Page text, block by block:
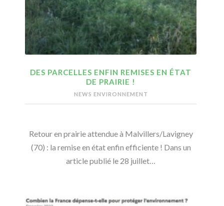
DES PARCELLES ENFIN REMISES EN ÉTAT
DE PRAIRIE !
NEWS ENVIRONNEMENT
Retour en prairie attendue à Malvillers/Lavigney
(70) : la remise en état enfin efficiente ! Dans un
article publié le 28 juillet…